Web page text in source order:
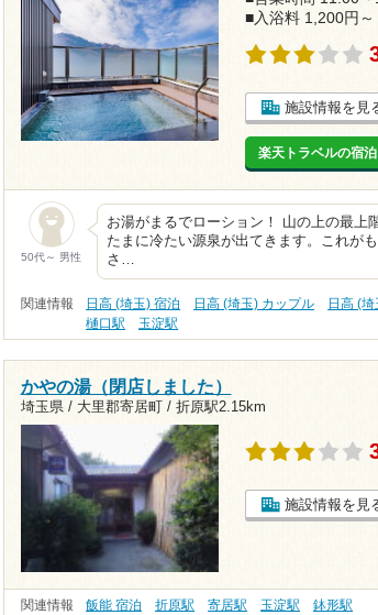
■入浴料 1,200円～
施設情報を見
楽天トラベルの宿
50代～ 男性
お湯がまるでローション！ 山の上の最上
たまに冷たい源泉が出てきます。これが
さ…
関連情報 日高 (埼玉) 宿泊 日高 (埼玉) カップル 日高 (
樋口駅
玉淀駅
かやの湯（閉店しました）
埼玉県 / 大里郡寄居町 / 折原駅2.15km
施設情報を見
関連情報 飯能 宿泊 折原駅 寄居駅 玉淀駅 鉢形駅